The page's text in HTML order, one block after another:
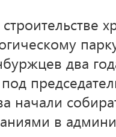
два
начали
в